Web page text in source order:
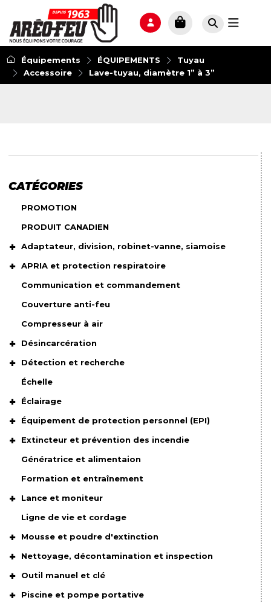
Équipements ÉQUIPEMENTS
Tuyau
Accessoire
Lave-tuyau, diamètre 1” à 3”
CATÉGORIES
PROMOTION
PRODUIT CANADIEN
Adaptateur, division, robinet-vanne, siamoise
APRIA et protection respiratoire
Communication et commandement
Couverture anti-feu
Compresseur à air
Désincarcération
Détection et recherche
Échelle
Éclairage
Équipement de protection personnel (EPI)
Extincteur et prévention des incendie
Génératrice et alimentaion
Formation et entraînement
Lance et moniteur
Ligne de vie et cordage
Mousse et poudre d'extinction
Nettoyage, décontamination et inspection
Outil manuel et clé
Piscine et pompe portative